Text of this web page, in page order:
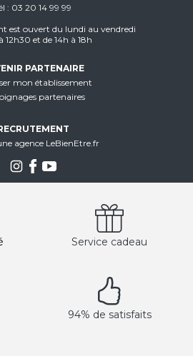
03 20 14 99 99
est ouvert du lundi au vendredi
12h30 et de 14h à 18h
PARTENAIRE
mon établissement
partenaires
agence LeBienEtre.fr
Service cadeau
94% de satisfaits